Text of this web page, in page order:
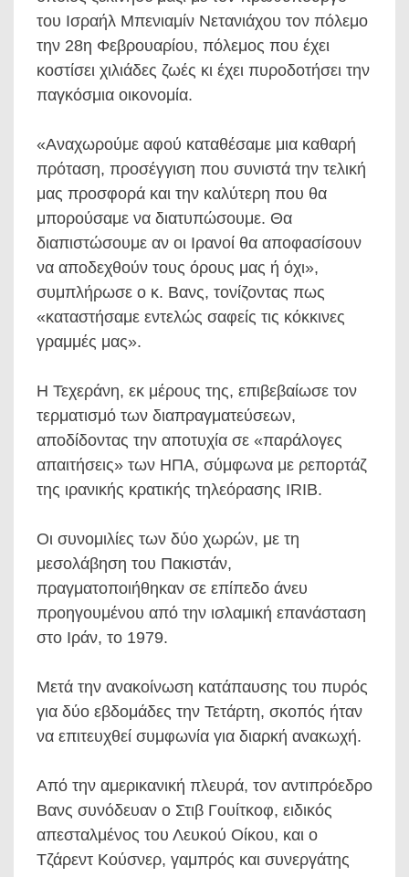
του Ισραήλ Μπενιαμίν Νετανιάχου τον πόλεμο
την 28η Φεβρουαρίου, πόλεμος που έχει
κοστίσει χιλιάδες ζωές κι έχει πυροδοτήσει την
παγκόσμια οικονομία.
«Αναχωρούμε αφού καταθέσαμε μια καθαρή
πρόταση, προσέγγιση που συνιστά την τελική
μας προσφορά και την καλύτερη που θα
μπορούσαμε να διατυπώσουμε. Θα
διαπιστώσουμε αν οι Ιρανοί θα αποφασίσουν
να αποδεχθούν τους όρους μας ή όχι»,
συμπλήρωσε ο κ. Βανς, τονίζοντας πως
«καταστήσαμε εντελώς σαφείς τις κόκκινες
γραμμές μας».
Η Τεχεράνη, εκ μέρους της, επιβεβαίωσε τον
τερματισμό των διαπραγματεύσεων,
αποδίδοντας την αποτυχία σε «παράλογες
απαιτήσεις» των ΗΠΑ, σύμφωνα με ρεπορτάζ
της ιρανικής κρατικής τηλεόρασης IRIB.
Οι συνομιλίες των δύο χωρών, με τη
μεσολάβηση του Πακιστάν,
πραγματοποιήθηκαν σε επίπεδο άνευ
προηγουμένου από την ισλαμική επανάσταση
στο Ιράν, το 1979.
Μετά την ανακοίνωση κατάπαυσης του πυρός
για δύο εβδομάδες την Τετάρτη, σκοπός ήταν
να επιτευχθεί συμφωνία για διαρκή ανακωχή.
Από την αμερικανική πλευρά, τον αντιπρόεδρο
Βανς συνόδευαν ο Στιβ Γουίτκοφ, ειδικός
απεσταλμένος του Λευκού Οίκου, και ο
Τζάρεντ Κούσνερ, γαμπρός και συνεργάτης